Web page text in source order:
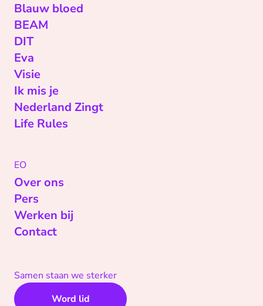
Blauw bloed
BEAM
DIT
Eva
Visie
Ik mis je
Nederland Zingt
Life Rules
EO
Over ons
Pers
Werken bij
Contact
Samen staan we sterker
Word lid